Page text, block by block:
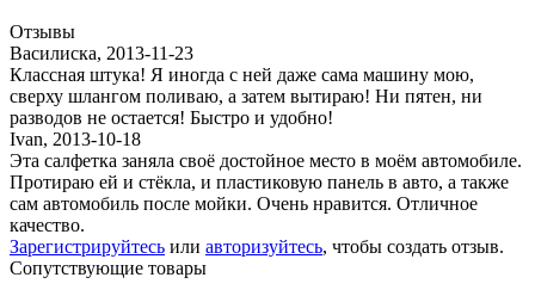
Отзывы
Василиска, 2013-11-23
Классная штука! Я иногда с ней даже сама машину мою,
сверху шлангом поливаю, а затем вытираю! Ни пятен, ни
разводов не остается! Быстро и удобно!
Ivan, 2013-10-18
Эта салфетка заняла своё достойное место в моём автомобиле.
Протираю ей и стёкла, и пластиковую панель в авто, а также
сам автомобиль после мойки. Очень нравится. Отличное
качество.
Зарегистрируйтесь или авторизуйтесь, чтобы создать отзыв.
Сопутствующие товары